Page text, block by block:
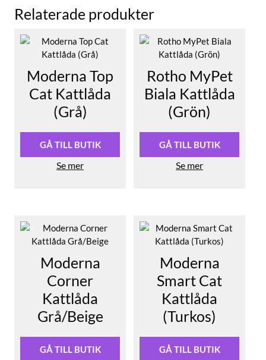
Relaterade produkter
Moderna Top
Cat Kattlåda
(Grå)
GÅ TILL BUTIK
Se mer
Rotho MyPet
Biala Kattlåda
(Grön)
GÅ TILL BUTIK
Se mer
Moderna
Corner
Kattlåda
Grå/Beige
GÅ TILL BUTIK
Moderna
Smart Cat
Kattlåda
(Turkos)
GÅ TILL BUTIK